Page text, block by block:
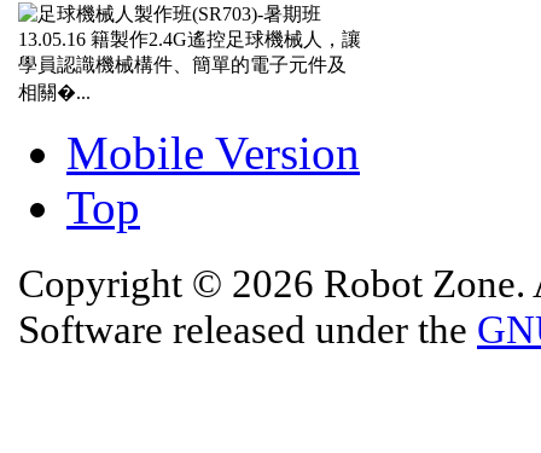
13.05.16 籍製作2.4G遙控足球機械人，讓
學員認識機械構件、簡單的電子元件及
相關�...
Mobile Version
Top
Copyright © 2026 Robot Zone.
Software released under the